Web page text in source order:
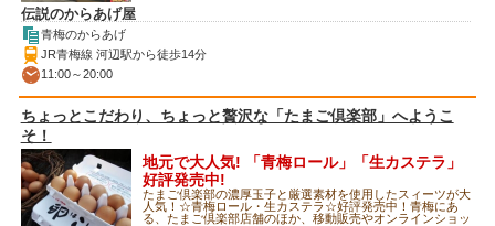
伝説のからあげ屋
青梅のからあげ
JR青梅線 河辺駅から徒歩14分
11:00～20:00
ちょっとこだわり、ちょっと贅沢な「たまご倶楽部」へようこ
そ！
地元で大人気! 「青梅ロール」「生カステラ」
好評発売中!
たまご倶楽部の濃厚玉子と厳選素材を使用したスィーツが大
人気！☆青梅ロール・生カステラ☆好評発売中！青梅にあ
る、たまご倶楽部店舗のほか、移動販売やオンラインショッ